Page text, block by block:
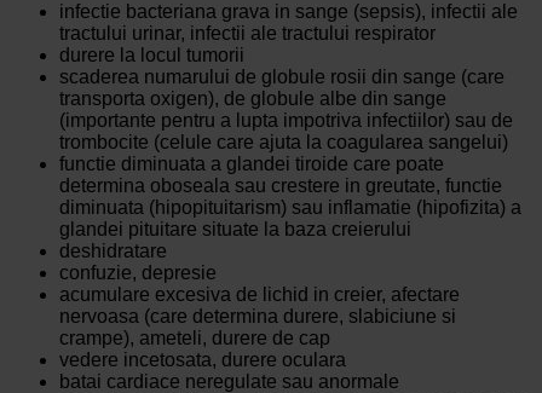
infectie bacteriana grava in sange (sepsis), infectii ale
tractului urinar, infectii ale tractului respirator
durere la locul tumorii
scaderea numarului de globule rosii din sange (care
transporta oxigen), de globule albe din sange
(importante pentru a lupta impotriva infectiilor) sau de
trombocite (celule care ajuta la coagularea sangelui)
functie diminuata a glandei tiroide care poate
determina oboseala sau crestere in greutate, functie
diminuata (hipopituitarism) sau inflamatie (hipofizita) a
glandei pituitare situate la baza creierului
deshidratare
confuzie, depresie
acumulare excesiva de lichid in creier, afectare
nervoasa (care determina durere, slabiciune si
crampe), ameteli, durere de cap
vedere incetosata, durere oculara
batai cardiace neregulate sau anormale